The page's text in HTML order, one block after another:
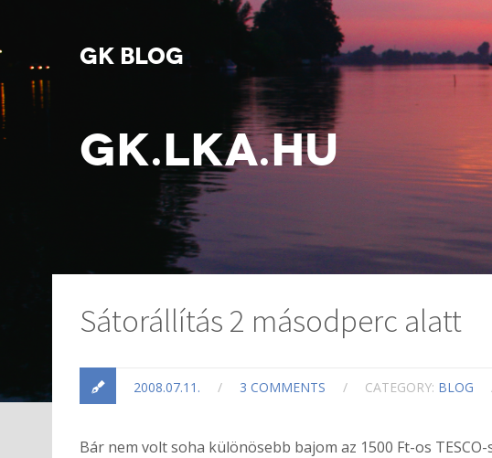
GK BLOG
GK.LKA.HU
Sátorállítás 2 másodperc alatt
2008.07.11. / 3 COMMENTS / CATEGORY: BLOG
Bár nem volt soha különösebb bajom az 1500 Ft-os